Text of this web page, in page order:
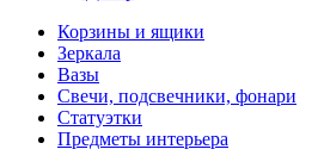
Корзины и ящики
Зеркала
Вазы
Свечи, подсвечники, фонари
Статуэтки
Предметы интерьера